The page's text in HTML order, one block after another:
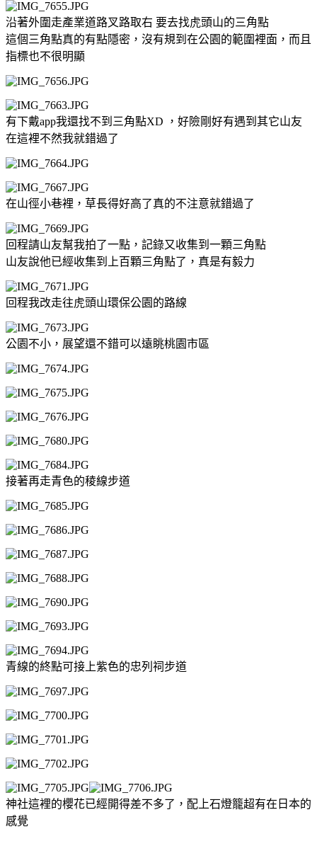
沿著外圍走產業道路叉路取右 要去找虎頭山的三角點
這個三角點真的有點隱密，沒有規到在公園的範圍裡面，而且
指標也不很明顯
有下戴app我還找不到三角點XD ，好險剛好有遇到其它山友
在這裡不然我就錯過了
在山徑小巷裡，草長得好高了真的不注意就錯過了
回程請山友幫我拍了一點，記錄又收集到一顆三角點
山友說他已經收集到上百顆三角點了，真是有毅力
回程我改走往虎頭山環保公園的路線
公園不小，展望還不錯可以遠眺桃園市區
接著再走青色的稜線步道
青線的終點可接上紫色的忠列祠步道
神社這裡的櫻花已經開得差不多了，配上石燈籠超有在日本的
感覺